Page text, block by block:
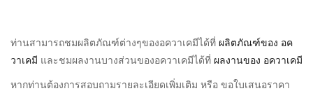
ท่านสามารถชมผลิตภัณฑ์ต่างๆของอควาเคมีได้ที่ ผลิตภัณฑ์ของ อค
วาเคมี และชมผลงานบางส่วนของอควาเคมีได้ที่ ผลงานของ อควาเคมี
หากท่านต้องการสอบถามรายละเอียดเพิ่มเติม หรือ ขอใบเสนอราคา